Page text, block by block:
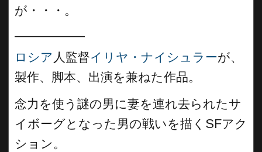
が・・・。
ロシア 人監督イリヤ・ナイシュラーが、
製作、脚本、出演を兼ねた作品。
念力を使う謎の男に妻を連れ去られたサ
イボーグとなった男の戦いを描くSFアク
ション。